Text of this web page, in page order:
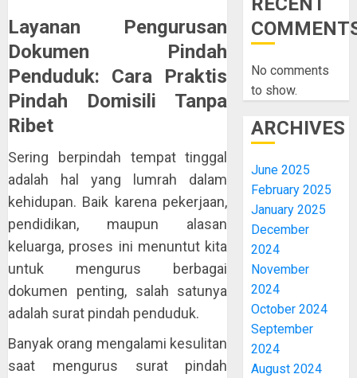
Layanan Pengurusan
Dokumen Pindah
Penduduk: Cara Praktis
Pindah Domisili Tanpa
Ribet
Sering berpindah tempat tinggal
adalah hal yang lumrah dalam
kehidupan. Baik karena pekerjaan,
pendidikan, maupun alasan
keluarga, proses ini menuntut kita
untuk mengurus berbagai
dokumen penting, salah satunya
adalah surat pindah penduduk.
Banyak orang mengalami kesulitan
saat mengurus surat pindah
No comments
to show.
ARCHIVES
June 2025
February 2025
January 2025
December
2024
November
2024
October 2024
September
2024
August 2024